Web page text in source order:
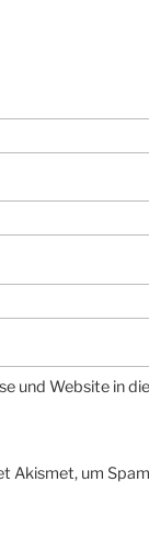
und Website in
Akismet, um